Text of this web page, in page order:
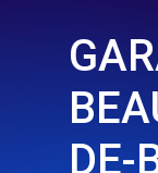
DE-